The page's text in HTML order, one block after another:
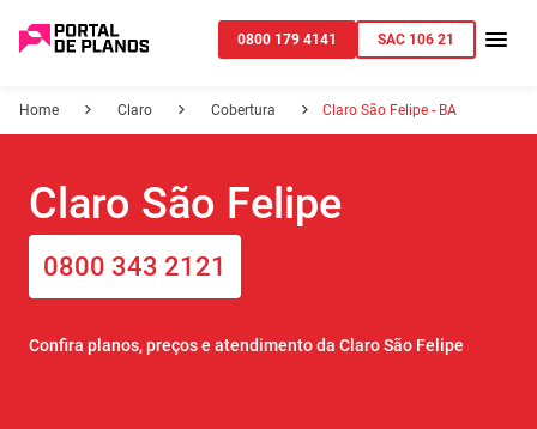
0800 179 4141 SAC 106 21
Home Claro Cobertura Claro São Felipe - BA
Claro São Felipe
0800 343 2121
Confira planos, preços e atendimento da Claro São Felipe